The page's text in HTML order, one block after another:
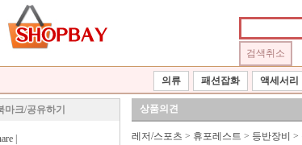
의류 패션잡화 액세서리
마크/공유하기 상품의견
레저/스포츠 > 휴포레스트 > 등반장비 >